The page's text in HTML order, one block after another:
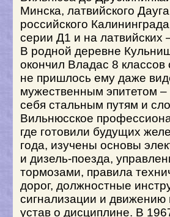
Минска, латвийского
российского
серии Д1 и на латвийских
В родной деревне
окончил Владас 8
не пришлось ему даже
мужественным эпитетом
себя стальным путям и
Вильнюсское
где готовили будущих
года, изучены основы
и дизель-поезда,
тормозами, правила
дорог, должностные
сигнализации и движению
устав о дисциплине. В